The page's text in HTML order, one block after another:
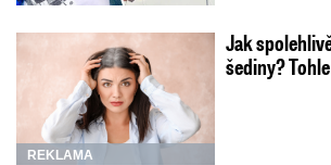
REKLAMA
Jak
šediny?